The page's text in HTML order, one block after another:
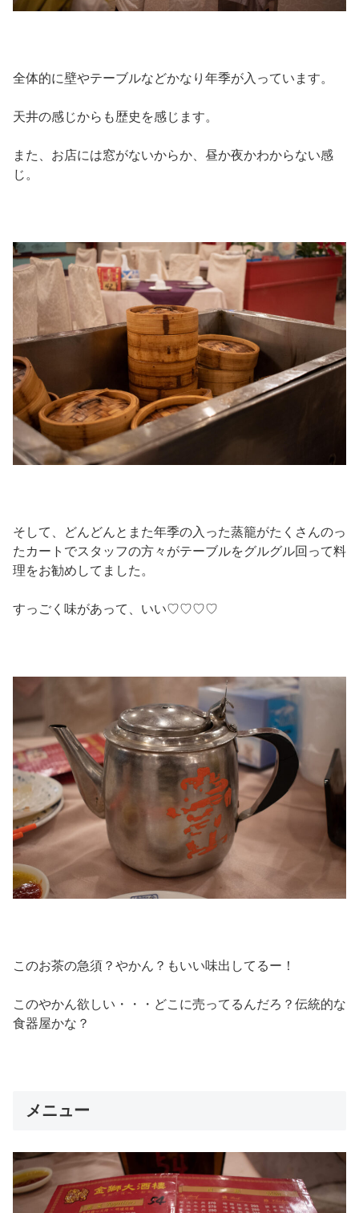
全体的に壁やテーブルなどかなり年季が入っています。
天井の感じからも歴史を感じます。
また、お店には窓がないからか、昼か夜かわからない感
じ。
そして、どんどんとまた年季の入った蒸籠がたくさんのっ
たカートでスタッフの方々がテーブルをグルグル回って料
理をお勧めしてました。
すっごく味があって、いい♡♡♡♡
このお茶の急須？やかん？もいい味出してるー！
このやかん欲しい・・・どこに売ってるんだろ？伝統的な
食器屋かな？
メニュー